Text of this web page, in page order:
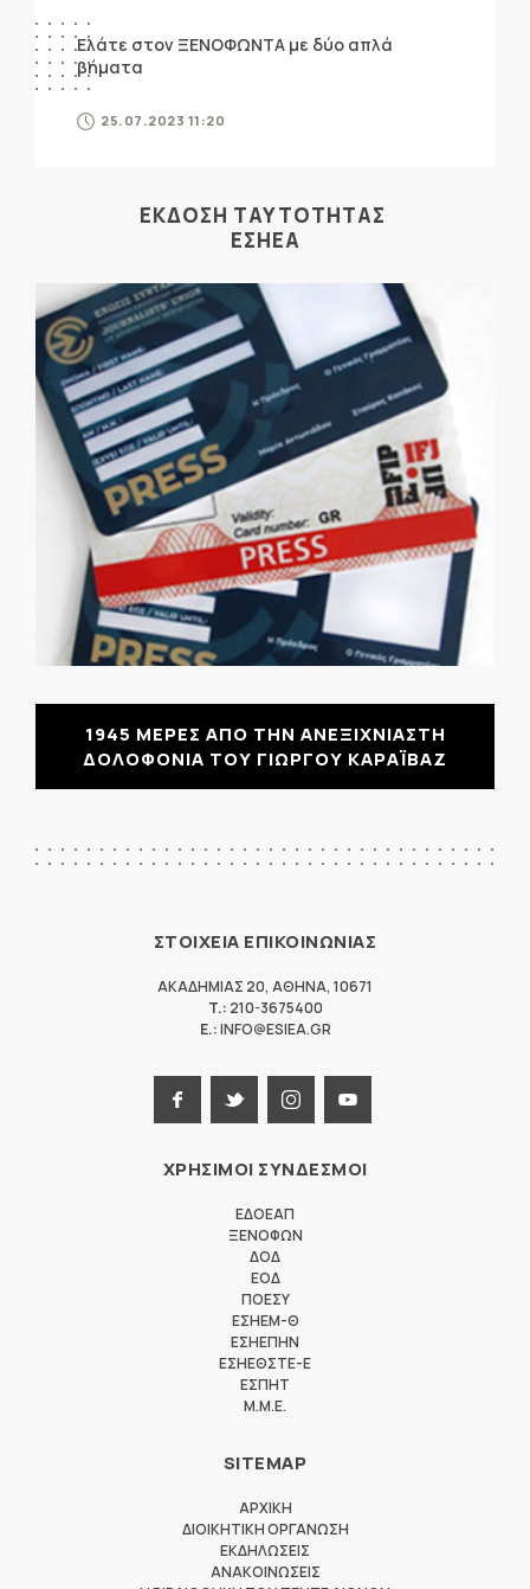
Ελάτε στον ΞΕΝΟΦΩΝΤΑ με δύο απλά
βήματα
25.07.2023 11:20
ΕΚΔΟΣΗ ΤΑΥΤΟΤΗΤΑΣ
ΕΣΗΕΑ
1945 ΜΕΡΕΣ ΑΠΟ ΤΗΝ ΑΝΕΞΙΧΝΙΑΣΤΗ
ΔΟΛΟΦΟΝΙΑ ΤΟΥ ΓΙΩΡΓΟΥ ΚΑΡΑΪΒΑΖ
ΣΤΟΙΧΕΙΑ ΕΠΙΚΟΙΝΩΝΙΑΣ
ΑΚΑΔΗΜΙΑΣ 20, ΑΘΗΝΑ, 10671
T.: 210-3675400
E.:INFO@ESIEA.GR
ΧΡΗΣΙΜΟΙ ΣΥΝΔΕΣΜΟΙ
ΕΔΟΕΑΠ
ΞΕΝΟΦΩΝ
ΔΟΔ
ΕΟΔ
ΠΟΕΣΥ
ΕΣΗΕΜ-Θ
ΕΣΗΕΠΗΝ
ΕΣΗΕΘΣΤΕ-Ε
ΕΣΠΗΤ
M.M.E.
SITEMAP
ΑΡΧΙΚΗ
ΔΙΟΙΚΗΤΙΚΗ ΟΡΓΑΝΩΣΗ
ΕΚΔΗΛΩΣΕΙΣ
ΑΝΑΚΟΙΝΩΣΕΙΣ